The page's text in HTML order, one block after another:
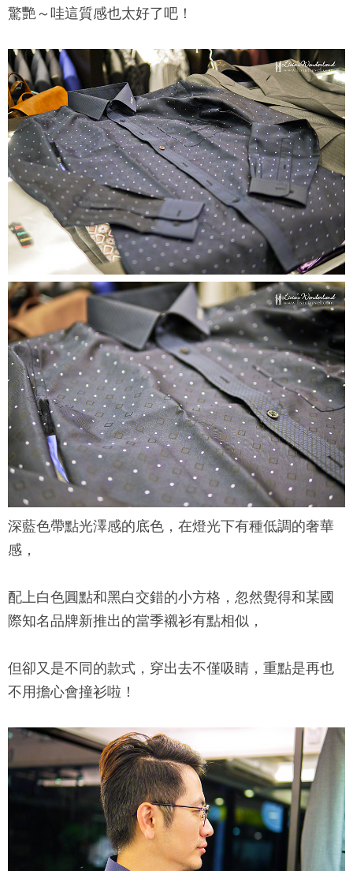
驚艷～哇這質感也太好了吧！
深藍色帶點光澤感的底色，在燈光下有種低調的奢華
感，
配上白色圓點和黑白交錯的小方格，忽然覺得和某國
際知名品牌新推出的當季襯衫有點相似，
但卻又是不同的款式，穿出去不僅吸睛，重點是再也
不用擔心會撞衫啦！